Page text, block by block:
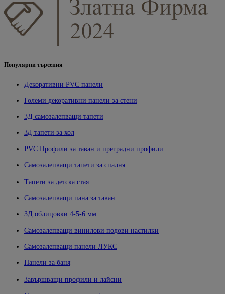
Популярни търсения
Декоративни PVC панели
Големи декоративни панели за стени
3Д самозалепващи тапети
ЗД тапети за хол
PVC Профили за таван и преградни профили
Самозалепващи тапети за спалня
Тапети за детска стая
Самозалепващи пана за таван
3Д облицовки 4-5-6 мм
Самозалепващи винилови подови настилки
Самозалепващи панели ЛУКС
Панели за баня
Завършващи профили и лайсни